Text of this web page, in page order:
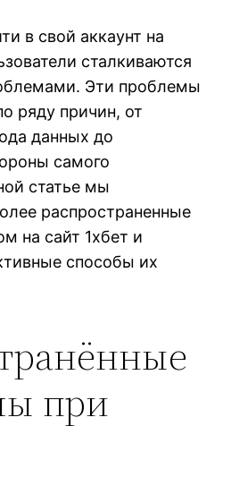
в свой аккаунт на
сталкиваются
Эти проблемы
ряду причин, от
данных до
самого
статье мы
распространенные
на сайт 1хбет и
способы их
при